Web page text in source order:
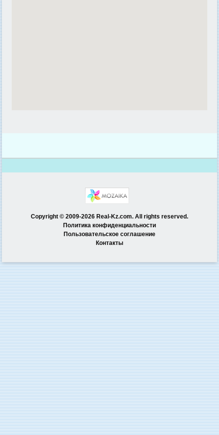
Copyright © 2009-2026 Real-Kz.com. All rights reserved.
Политика конфиденциальности
Пользовательское соглашение
Контакты